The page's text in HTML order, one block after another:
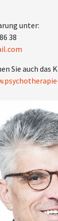
unter:
38
Sie auch das